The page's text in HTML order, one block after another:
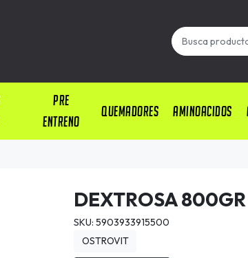
PRE
ENTRENO
QUEMADORES AMINOACIDOS
DEXTROSA
SKU: 5903933915500
OSTROVIT